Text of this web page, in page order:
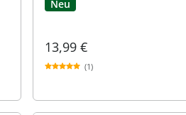
Neu
13,99 €
(1)